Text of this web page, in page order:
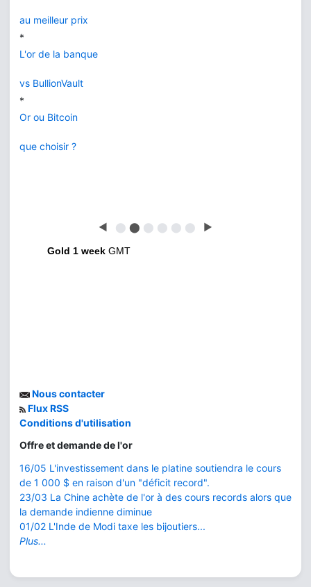
au meilleur prix
*
L'or de la banque
vs BullionVault
*
Or ou Bitcoin
que choisir ?
◀ ⬤ ⬤ ⬤ ⬤ ⬤ ⬤ ▶
Gold 1 week GMT
Nous contacter
Flux RSS
Conditions d'utilisation
Offre et demande de l'or
16/05 L'investissement dans le platine soutiendra le cours
de 1 000 $ en raison d'un "déficit record".
23/03 La Chine achète de l'or à des cours records alors que
la demande indienne diminue
01/02 L'Inde de Modi taxe les bijoutiers...
Plus...